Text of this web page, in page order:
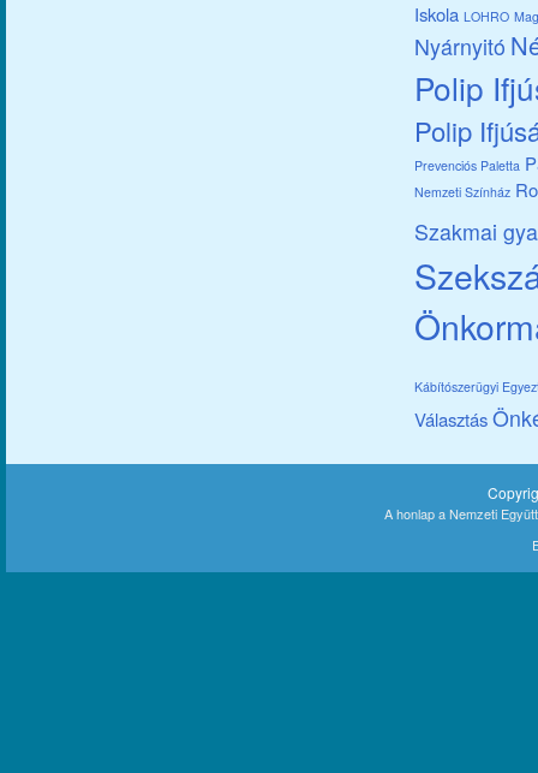
Iskola LOHRO
Nyárnyitó
Polip
Polip
Prevenciós Paletta
Nemzeti Színház
Szakmai
Kábítószerügyi
Választás
A honlap a Nemzeti